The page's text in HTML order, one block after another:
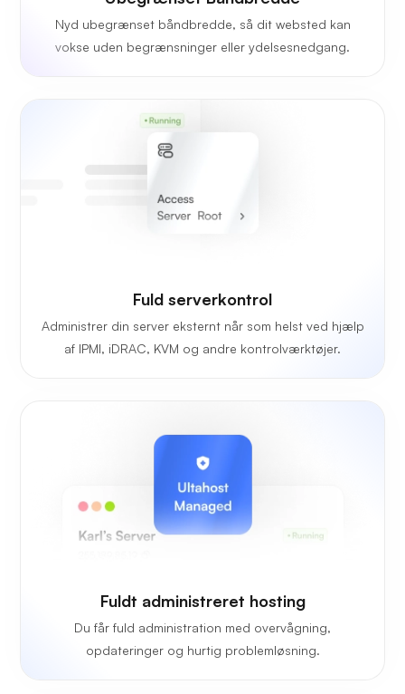
Nyd ubegrænset båndbredde, så dit websted kan
vokse uden begrænsninger eller ydelsesnedgang.
Fuld serverkontrol
Administrer din server eksternt når som helst ved hjælp
af IPMI, iDRAC, KVM og andre kontrolværktøjer.
Fuldt administreret hosting
Du får fuld administration med overvågning,
opdateringer og hurtig problemløsning.